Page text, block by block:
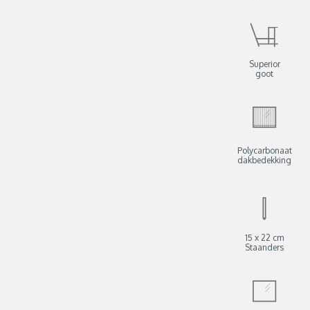
Superior
goot
Polycarbonaat
dakbedekking
15 x 22 cm
Staanders